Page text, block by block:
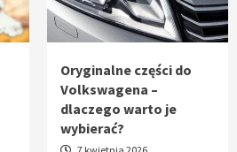
internetowych – jak
rozwiązania cyfrowe
– dlaczego warto odkrywać
na nowo?
Oryginalne części do
Volkswagena –
dlaczego warto je
wybierać?